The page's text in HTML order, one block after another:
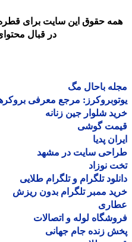
حقوق این سایت برای قطره
در قبال محتوای
باحال مگ
مرجع معرفی بروکرها
شلوار جین زنانه
گوشی
پدیا
سایت در مشهد
نوزاد
تلگرام و تلگرام طلایی
ممبر تلگرام بدون ریزش
لوله و اتصالات
زنده جام جهانی